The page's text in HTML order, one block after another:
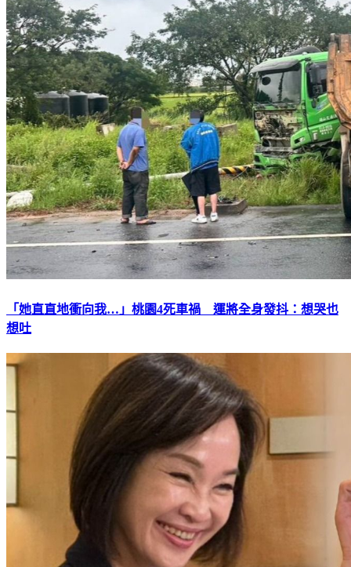
「她直直地衝向我…」桃園4死車禍 運將全身發抖：想哭也
想吐